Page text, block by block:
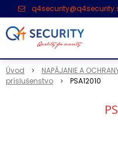
Úvod NAPÁJANIE A
príslušenstvo
PSA12010